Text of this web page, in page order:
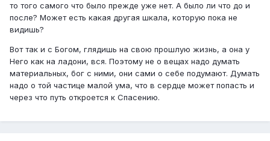
то того самого что было прежде уже нет. А было ли что до и
после? Может есть какая другая шкала, которую пока не
видишь?
Вот так и с Богом, глядишь на свою прошлую жизнь, а она у
Него как на ладони, вся. Поэтому не о вещах надо думать
материальных, бог с ними, они сами о себе подумают. Думать
надо о той частице малой ума, что в сердце может попасть и
через что путь откроется к Спасению.